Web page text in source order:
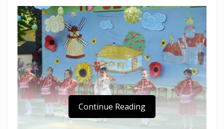
Continue Reading